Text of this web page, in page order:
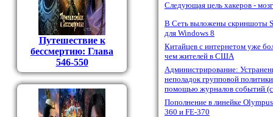
Путешествие к
бессмертию: Глава
546-550
Следующая цель хакеров -
В Сеть выложены скриншоты
для Windows 8
Китайцев с интернетом уже
чем жителей в США
Администрирование:
неполадок групповой
помощью журналов событий
Пополнение в линейке
360 и FE-370